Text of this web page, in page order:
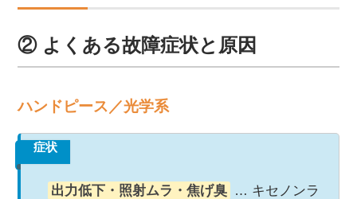
② よくある故障症状と原因
ハンドピース／光学系
症状
出力低下・照射ムラ・焦げ臭 … キセノンラ